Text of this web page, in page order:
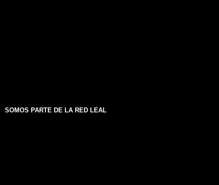
SOMOS PARTE DE LA RED LEAL